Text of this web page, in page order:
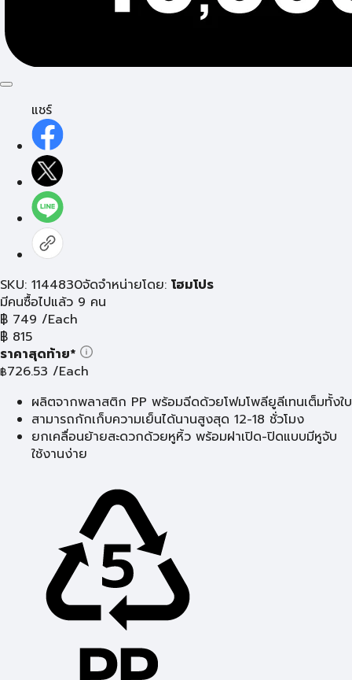
แชร์
SKU: 1144830จัดจำหน่ายโดย: โฮมโปร
มีคนซื้อไปแล้ว 9 คน
฿ 749 /Each
฿ 815
ราคาสุดท้าย*
฿726.53 /Each
ผลิตจากพลาสติก PP พร้อมฉีดด้วยโฟมโพลียูลีเทนเต็มทั้งใบ
สามารถกักเก็บความเย็นได้นานสูงสุด 12-18 ชั่วโมง
ยกเคลื่อนย้ายสะดวกด้วยหูหิ้ว พร้อมฝาเปิด-ปิดแบบมีหูจับ
ใช้งานง่าย